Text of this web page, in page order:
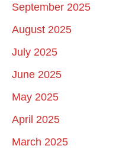
September 2025
August 2025
July 2025
June 2025
May 2025
April 2025
March 2025